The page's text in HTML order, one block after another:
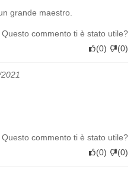
grande maestro.
Questo commento ti è stato utile?
(0) (0)
Questo commento ti è stato utile?
(0) (0)